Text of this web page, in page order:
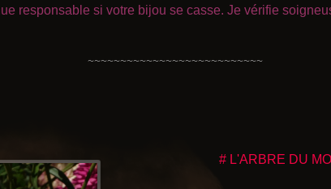
responsable si votre bijou se casse. Je vérifie
~~~~~~~~~~~~~~~~~~~~~~~~~~~
# L'ARBRE DU